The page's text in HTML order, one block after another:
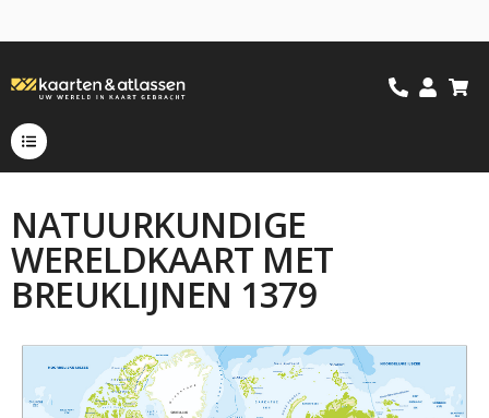
NATUURKUNDIGE
WERELDKAART MET
BREUKLIJNEN 1379